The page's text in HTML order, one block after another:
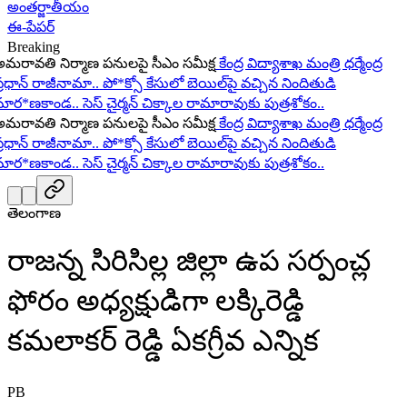
అంతర్జాతీయం
ఈ-పేపర్
Breaking
నిర్మాణ పనులపై సీఎం సమీక్ష కేంద్ర విద్యాశాఖ మంత్రి ధర్మేంద్ర
రాజీనామా.. పో*క్సో కేసులో బెయిల్‌పై వచ్చిన నిందితుడి
సెస్ చైర్మన్ చిక్కాల రామారావుకు పుత్రశోకం..
నిర్మాణ పనులపై సీఎం సమీక్ష కేంద్ర విద్యాశాఖ మంత్రి ధర్మేంద్ర
రాజీనామా.. పో*క్సో కేసులో బెయిల్‌పై వచ్చిన నిందితుడి
సెస్ చైర్మన్ చిక్కాల రామారావుకు పుత్రశోకం..
తెలంగాణ
రాజన్న సిరిసిల్ల జిల్లా ఉప సర్పంచ్ల
ఫోరం అధ్యక్షుడిగా లక్కిరెడ్డి
కమలాకర్ రెడ్డి ఏకగ్రీవ ఎన్నిక
PB